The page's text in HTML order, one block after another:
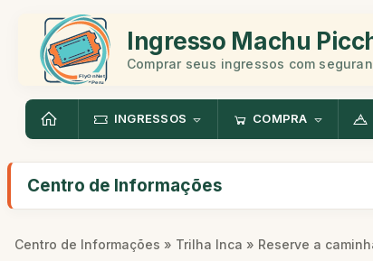
Ingresso Machu
Comprar seus ingressos com
INGRESSOS COMPRA
Centro de Informações
Centro de Informações » Trilha Inca » Reserve a